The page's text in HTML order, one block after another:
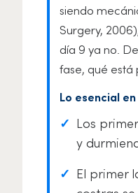
siendo
Surgery,
día 9 ya no.
fase, qué está
Lo esencial
✓ Los
y
✓ El primer